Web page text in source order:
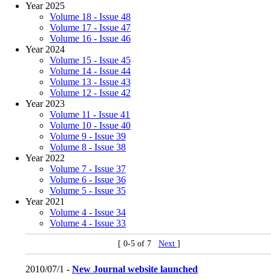
Year 2025
Volume 18 - Issue 48
Volume 17 - Issue 47
Volume 16 - Issue 46
Year 2024
Volume 15 - Issue 45
Volume 14 - Issue 44
Volume 13 - Issue 43
Volume 12 - Issue 42
Year 2023
Volume 11 - Issue 41
Volume 10 - Issue 40
Volume 9 - Issue 39
Volume 8 - Issue 38
Year 2022
Volume 7 - Issue 37
Volume 6 - Issue 36
Volume 5 - Issue 35
Year 2021
Volume 4 - Issue 34
Volume 4 - Issue 33
[ 0-5 of 7 Next ]
2010/07/1 - New Journal website launched